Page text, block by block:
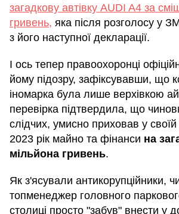
загадкову автівку AUDI A4 за
гривень, яка після розголосу у
з його наступної декларації.
І ось тепер правоохоронці
йому підозру, зафіксувавши, що
іномарка була лише верхівкою
перевірка підтвердила, що
слідчих, умисно приховав у своїй
2023 рік майно та фінанси на
мільйона гривень.
Як з'ясували антикорупційники,
топменеджер головного
столиці просто "забув" внести у